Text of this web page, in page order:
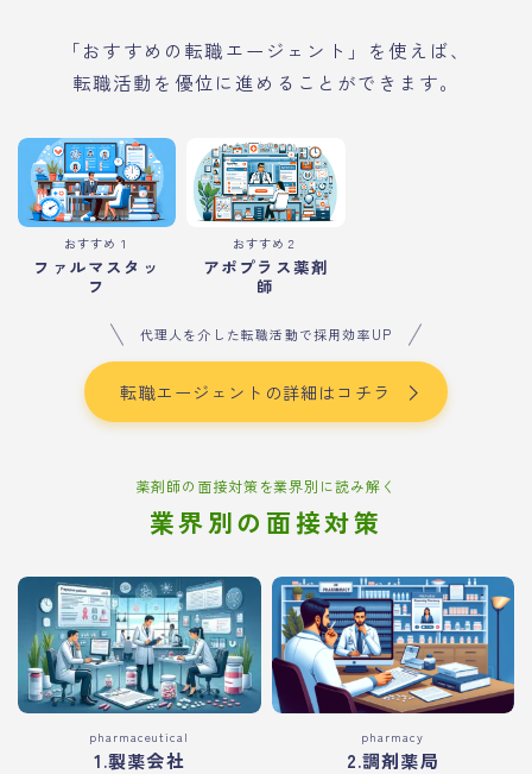
「おすすめの転職エージェント」を使えば、
転職活動を優位に進めることができます。
おすすめ１
ファルマスタッ
フ
おすすめ２
アポプラス薬剤
師
代理人を介した転職活動で採用効率UP
転職エージェントの詳細はコチラ
薬剤師の面接対策を業界別に読み解く
業界別の面接対策
pharmaceutical
1.製薬会社
pharmacy
2.調剤薬局